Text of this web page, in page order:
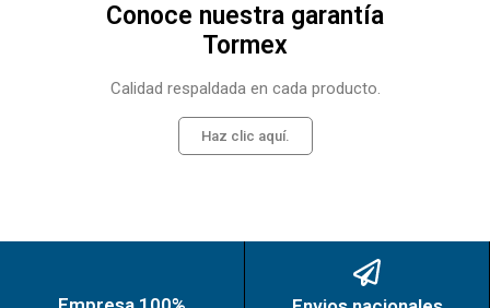
Conoce nuestra garantía
Tormex
Calidad respaldada en cada producto.
Haz clic aquí.